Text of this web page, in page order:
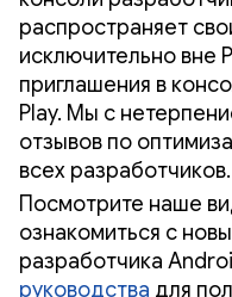
распространяет
исключительно вне
приглашения в
Play. Мы с
отзывов по
всех разработчиков.
Посмотрите наше
ознакомиться с
разработчика
руководства для